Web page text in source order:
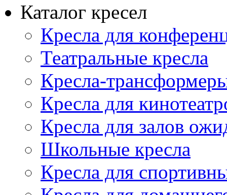
Каталог кресел
Кресла для
Театральные кресла
Кресла-
Кресла для
Кресла для залов
Школьные кресла
Кресла для